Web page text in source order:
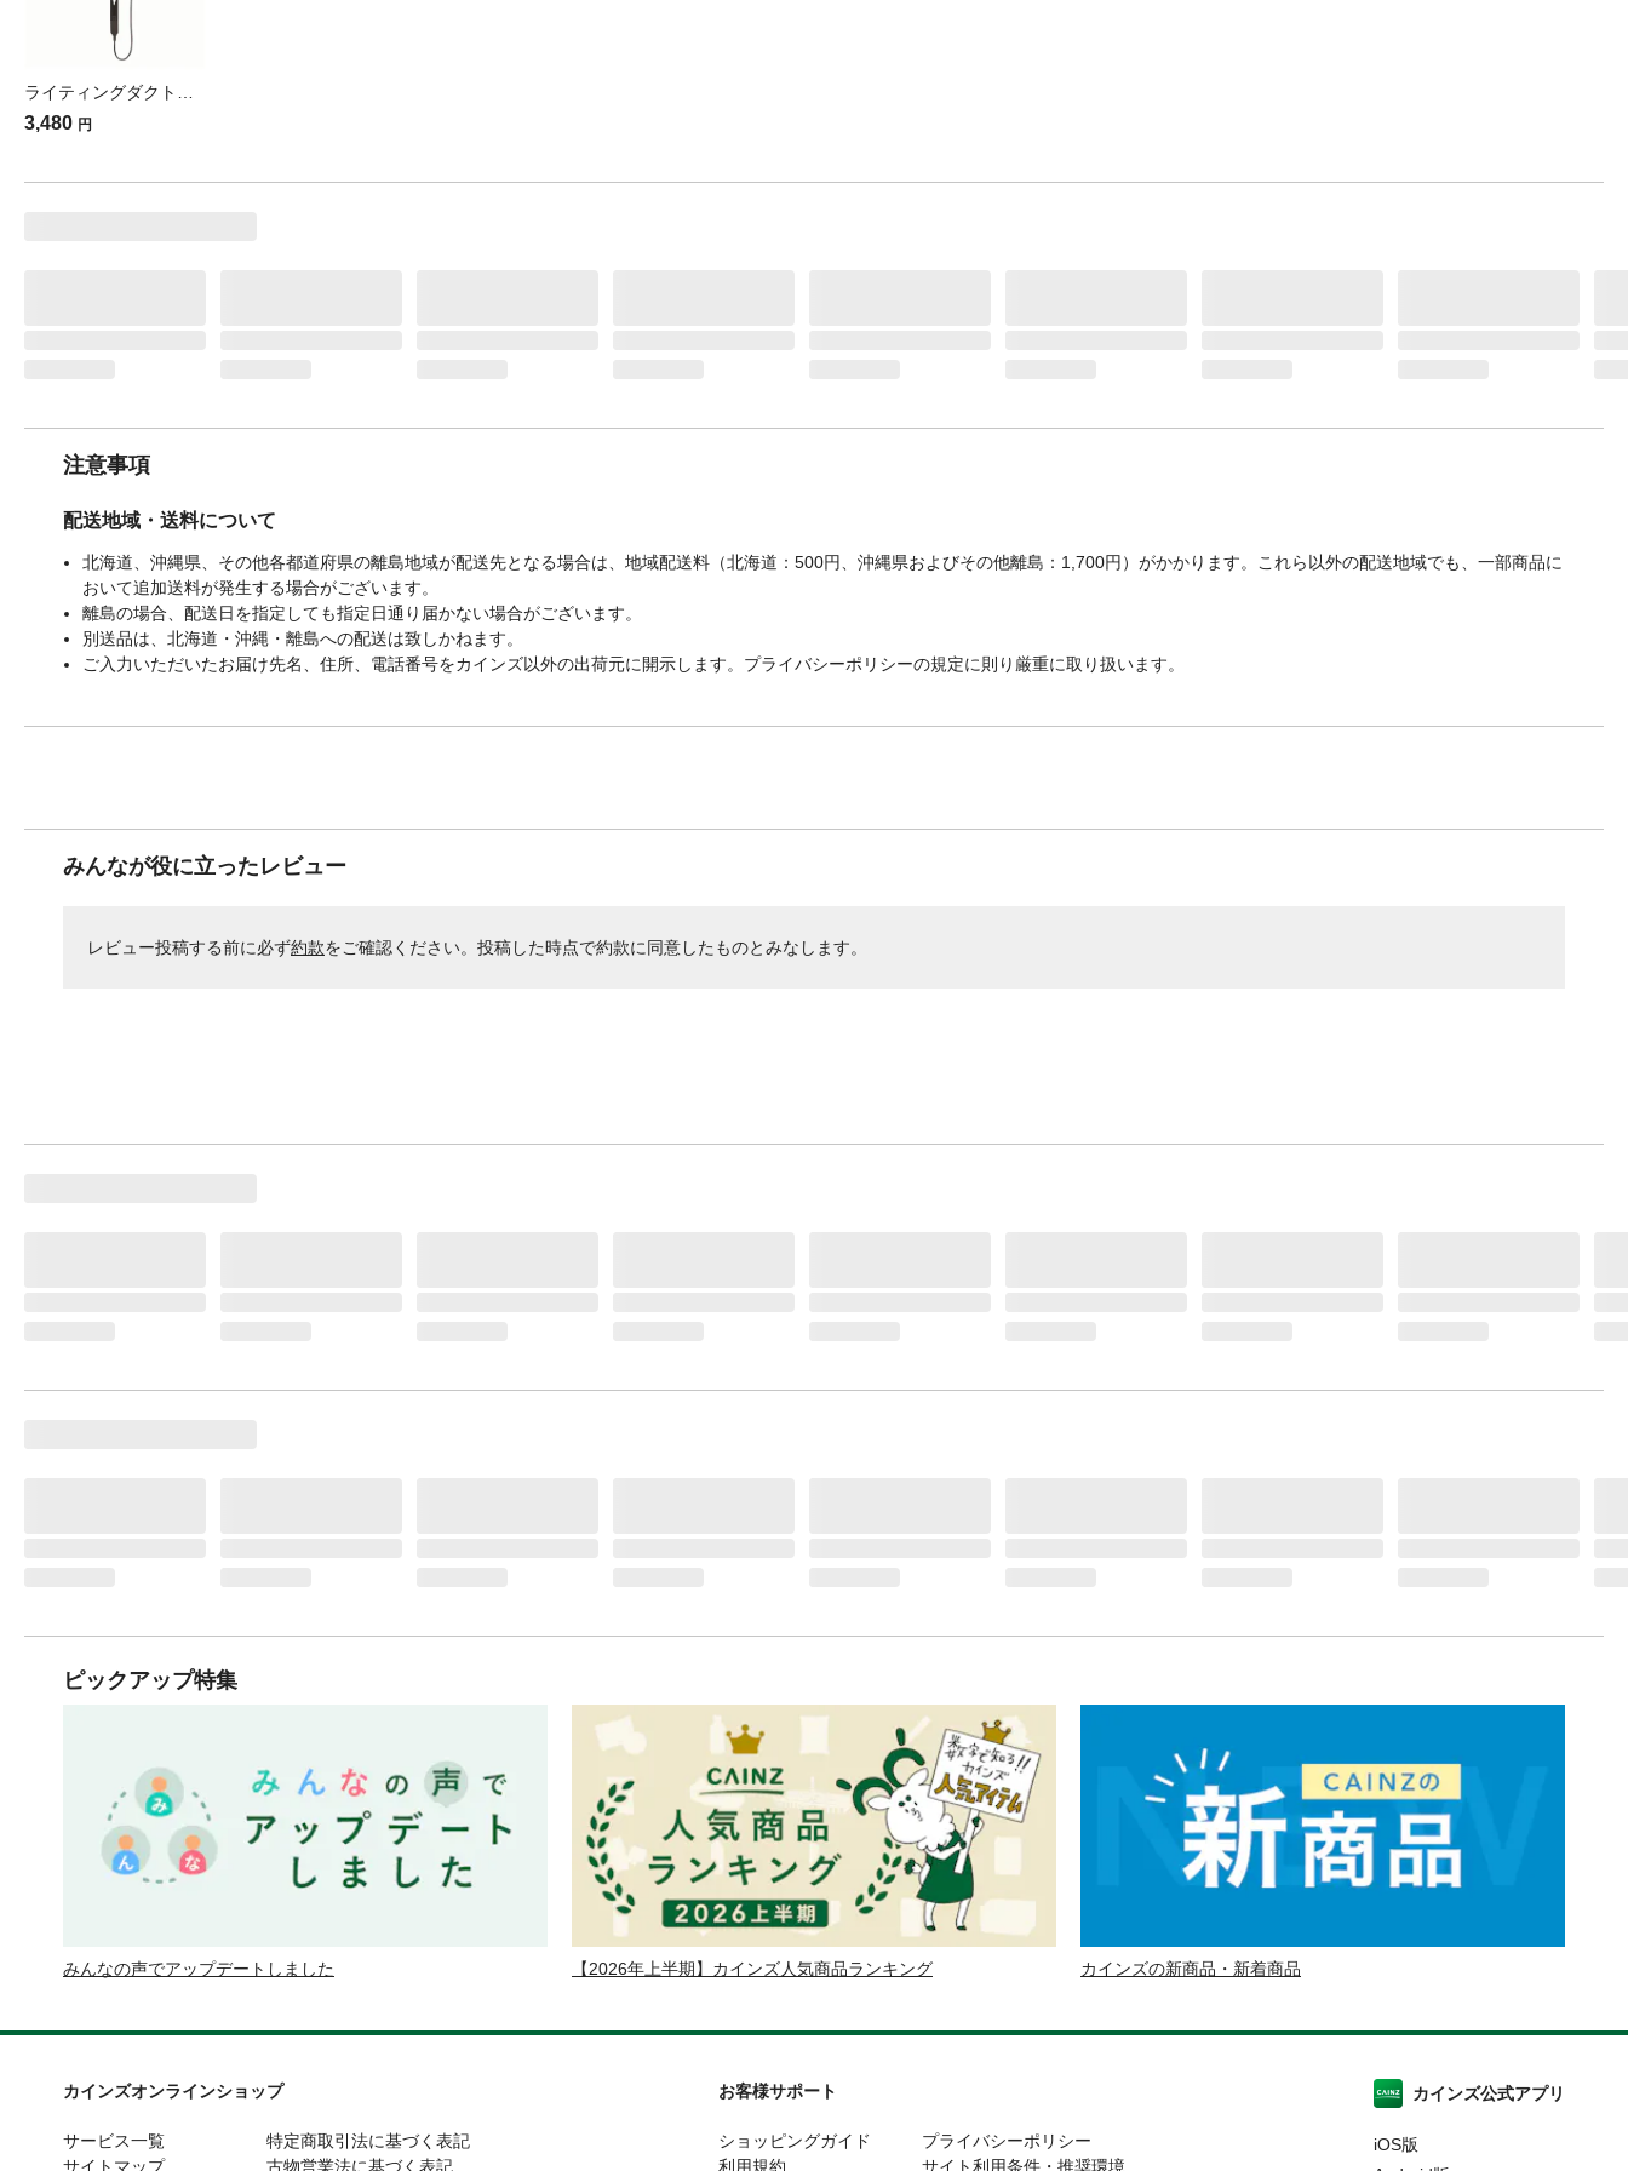
ライティングダクトレール 50cm ブラック 2wayタイプ LR503BK
3,480 円
注意事項
配送地域・送料について
北海道、沖縄県、その他各都道府県の離島地域が配送先となる場合は、地域配送料（北海道：500円、沖縄県およびその他離島：1,700円）がかかります。これら以外の配送地域でも、一部商品に
おいて追加送料が発生する場合がございます。
離島の場合、配送日を指定しても指定日通り届かない場合がございます。
別送品は、北海道・沖縄・離島への配送は致しかねます。
ご入力いただいたお届け先名、住所、電話番号をカインズ以外の出荷元に開示します。プライバシーポリシーの規定に則り厳重に取り扱います。
みんなが役に立ったレビュー
レビュー投稿する前に必ず約款をご確認ください。投稿した時点で約款に同意したものとみなします。
ピックアップ特集
みんなの声でアップデートしました 【2026年上半期】カインズ人気商品ランキング カインズの新商品・新着商品
カインズオンラインショップ
サービス一覧
サイトマップ
特定商取引法に基づく表記
古物営業法に基づく表記
お客様サポート
ショッピングガイド
利用規約
プライバシーポリシー
サイト利用条件・推奨環境
カインズ公式アプリ
iOS版